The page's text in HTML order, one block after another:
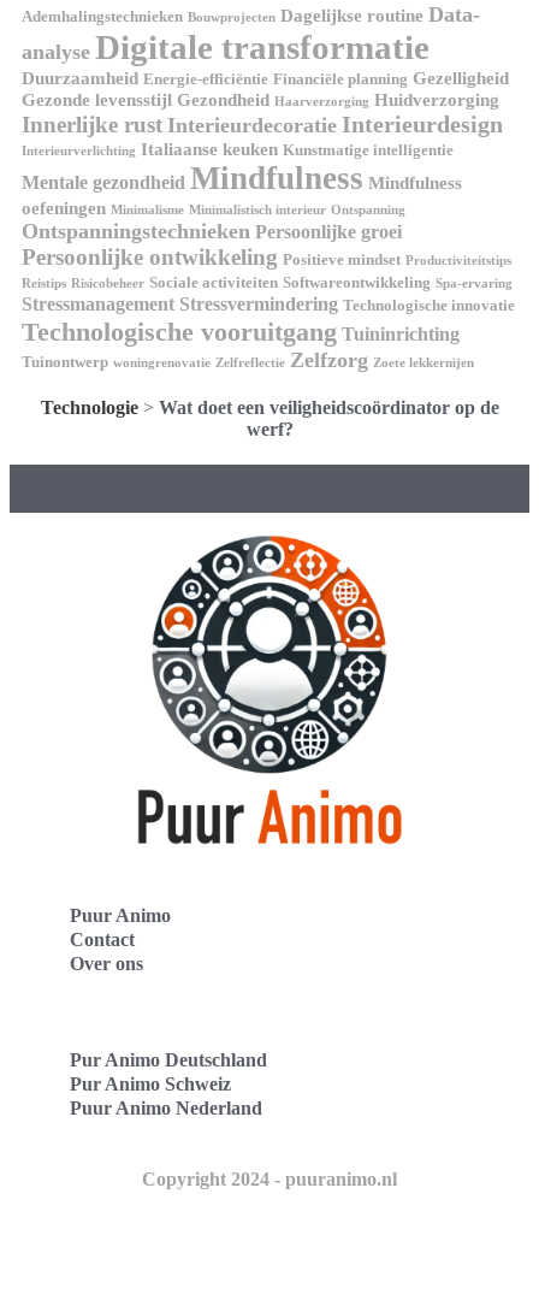
Ademhalingstechnieken Bouwprojecten Dagelijkse routine Data-
analyse Digitale transformatie
Duurzaamheid Energie-efficiëntie Financiële planning Gezelligheid
Gezonde levensstijl Gezondheid Haarverzorging Huidverzorging
Innerlijke rust Interieurdecoratie Interieurdesign
Interieurverlichting Italiaanse keuken Kunstmatige intelligentie
Mentale gezondheid Mindfulness Mindfulness
oefeningen Minimalisme Minimalistisch interieur Ontspanning
Ontspanningstechnieken Persoonlijke groei
Persoonlijke ontwikkeling Positieve mindset Productiviteitstips
Reistips Risicobeheer Sociale activiteiten Softwareontwikkeling Spa-ervaring
Stressmanagement Stressvermindering Technologische innovatie
Technologische vooruitgang Tuininrichting
Tuinontwerp woningrenovatie Zelfreflectie Zelfzorg Zoete lekkernijen
Technologie> Wat doet een veiligheidscoördinator op de
werf?
Puur Animo
Contact
Over ons
Pur Animo Deutschland
Pur Animo Schweiz
Puur Animo Nederland
Copyright 2024 - puuranimo.nl